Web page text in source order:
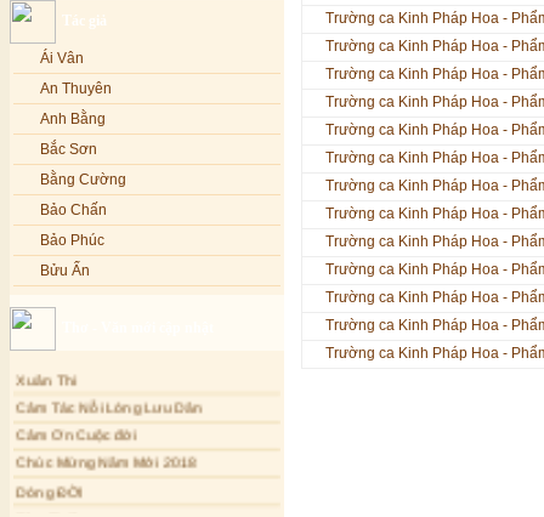
Lạy Phật Dược Sư - Kim Linh
Diệu Pháp Liên Hoa - Kim Linh
Bảo Yến
Bảo Yến và Khắc Dũng
Bé Minh Tú
Bé Phương Anh
Bé Xuân Mai
Bích Hồng
Bích Phượng
Bích Thảo
Bích Tuyền
Cẩm Vân
Cao Duy
Cao Minh
Châu Khánh Hà
Chế Thanh
Tác giả
Ái Vân
An Thuyên
Anh Bằng
Bắc Sơn
Bằng Cường
Bảo Chấn
Bảo Phúc
Bửu Ấn
Chúc Linh
Chung Quân
Chương Đức
Xuân Thi
Cảm Tác Nỗi Lòng Lưu Dân
Cảm Ơn Cuộc đời
Chúc Mừng Năm Mới 2018
Dòng ĐỜI
Tâm Thiền
Trường ca Kinh Pháp Hoa -
Trường ca Kinh Pháp Hoa -
Trường ca Kinh Pháp Hoa -
Trường ca Kinh Pháp Hoa -
Trường ca Kinh Pháp Hoa -
Trường ca Kinh Pháp Hoa -
Trường ca Kinh Pháp Hoa -
Trường ca Kinh Pháp Hoa -
Trường ca Kinh Pháp Hoa -
Trường ca Kinh Pháp Hoa -
Trường ca Kinh Pháp Hoa -
Trường ca Kinh Pháp Hoa -
Trường ca Kinh Pháp Hoa -